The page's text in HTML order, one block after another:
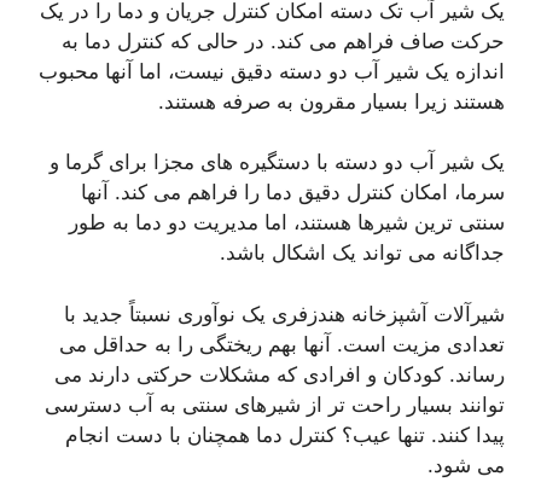
یک شیر آب تک دسته امکان کنترل جریان و دما را در یک
حرکت صاف فراهم می کند. در حالی که کنترل دما به
اندازه یک شیر آب دو دسته دقیق نیست، اما آنها محبوب
هستند زیرا بسیار مقرون به صرفه هستند.
یک شیر آب دو دسته با دستگیره های مجزا برای گرما و
سرما، امکان کنترل دقیق دما را فراهم می کند. آنها
سنتی ترین شیرها هستند، اما مدیریت دو دما به طور
جداگانه می تواند یک اشکال باشد.
شیرآلات آشپزخانه هندزفری یک نوآوری نسبتاً جدید با
تعدادی مزیت است. آنها بهم ریختگی را به حداقل می
رساند. کودکان و افرادی که مشکلات حرکتی دارند می
توانند بسیار راحت تر از شیرهای سنتی به آب دسترسی
پیدا کنند. تنها عیب؟ کنترل دما همچنان با دست انجام
می شود.